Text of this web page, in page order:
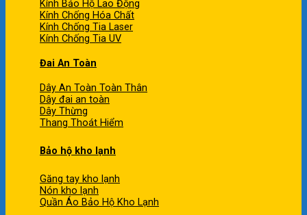
Kính Bảo Hộ Lao Động
Kính Chống Hóa Chất
Kính Chống Tia Laser
Kính Chống Tia UV
Đai An Toàn
Dây An Toàn Toàn Thân
Dây đai an toàn
Dây Thừng
Thang Thoát Hiểm
Bảo hộ kho lạnh
Găng tay kho lạnh
Nón kho lạnh
Quần Áo Bảo Hộ Kho Lạnh